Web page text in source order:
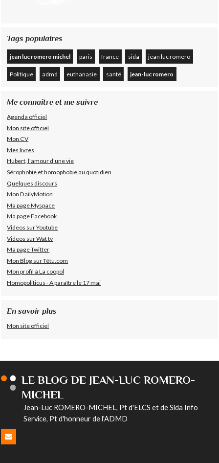
Tags populaires
jean luc romero michel paris france sida jean luc romero
Politique admd euthanasie santé jean-luc romero
Me connaître et me suivre
Agenda officiel
Mon site officiel
Mon CV
Mes livres
Hubert, l'amour d'une vie
Sérophobie et homophobie au quotidien
Quelques discours
Mon DailyMotion
Ma page Myspace
Ma page Facebook
Videos sur Youtube
Videos sur Wat tv
Ma page Twitter
Mon Blog sur Têtu.com
Mon profil à La coopol
Homopoliticus - A paraître le 17 mai
En savoir plus
Mon site officiel
LE BLOG DE JEAN-LUC ROMERO-
MICHEL
Jean-Luc ROMERO-MICHEL, Pt d'ELCS et de Sida Info
Service, Pt d'honneur de l'ADMD